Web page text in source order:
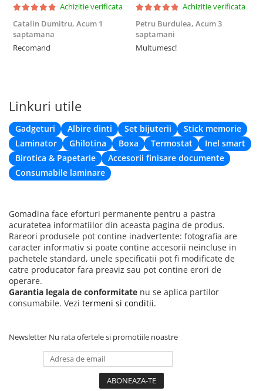
Achizitie verificata
Catalin Dumitru, Acum 1
saptamana
Recomand
Achizitie verificata
Petru Burdulea, Acum 3
saptamani
Multumesc!
Linkuri utile
Gadgeturi Albire dinti Set bijuterii
Stick memorie
Laminator
Ghilotina Boxa Termostat
Inel smart
Birotica & Papetarie
Accesorii finisare documente
Consumabile laminare
Gomadina face eforturi permanente pentru a pastra
acuratetea informatiilor din aceasta pagina de produs.
Rareori produsele pot contine inadvertente: fotografia are
caracter informativ si poate contine accesorii neincluse in
pachetele standard, unele specificatii pot fi modificate de
catre producator fara preaviz sau pot contine erori de
operare.
Garantia legala de conformitate nu se aplica partilor
consumabile. Vezi termeni si conditii.
Newsletter Nu rata ofertele si promotiile noastre